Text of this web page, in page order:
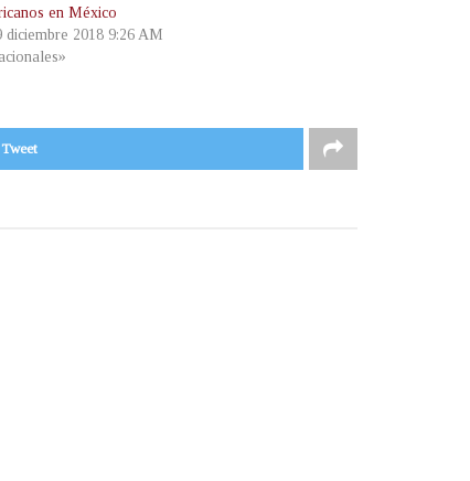
en México
diciembre 2018 9:26 AM
Tweet